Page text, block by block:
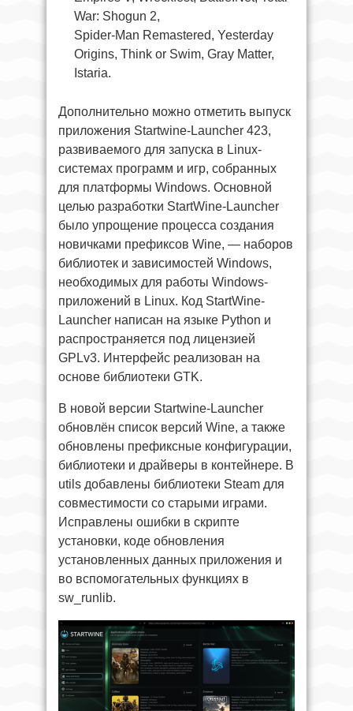
War: Shogun 2,
Spider-Man Remastered, Yesterday
Origins, Think or Swim, Gray Matter,
Istaria.
Дополнительно можно отметить выпуск
приложения Startwine-Launcher 423,
развиваемого для запуска в Linux-
системах программ и игр, собранных
для платформы Windows. Основной
целью разработки StartWine-Launcher
было упрощение процесса создания
новичками префиксов Wine, — наборов
библиотек и зависимостей Windows,
необходимых для работы Windows-
приложений в Linux. Код StartWine-
Launcher написан на языке Python и
распространяется под лицензией
GPLv3. Интерфейс реализован на
основе библиотеки GTK.
В новой версии Startwine-Launcher
обновлён список версий Wine, а также
обновлены префиксные конфигурации,
библиотеки и драйверы в контейнере. В
utils добавлены библиотеки Steam для
совместимости со старыми играми.
Исправлены ошибки в скрипте
установки, коде обновления
установленных данных приложения и
во вспомогательных функциях в
sw_runlib.